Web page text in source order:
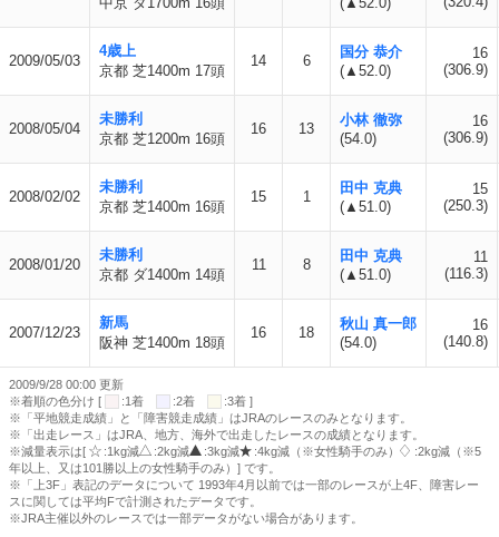
2009/05/03
4歳上
京都 芝1400m 17頭
14 6
国分 恭介
(▲52.0)
16
(306.9)
2008/05/04
未勝利
京都 芝1200m 16頭
16 13
小林 徹弥
(54.0)
16
(306.9)
2008/02/02
未勝利
京都 芝1400m 16頭
15 1
田中 克典
(▲51.0)
15
(250.3)
2008/01/20
未勝利
京都 ダ1400m 14頭
11 8
田中 克典
(▲51.0)
11
(116.3)
2007/12/23
新馬
阪神 芝1400m 18頭
16 18
秋山 真一郎
(54.0)
16
(140.8)
2009/9/28 00:00 更新
※着順の色分け [
:1着 :2着
:3着 ]
※「平地競走成績」と「障害競走成績」はJRAのレースのみとなります。
※「出走レース」はJRA、地方、海外で出走したレースの成績となります。
※減量表示は[
:1kg減 :2kg減 :3kg減 :4kg減（※女性騎手のみ）
:2kg減（※5
年以上、又は101勝以上の女性騎手のみ）] です。
※「上3F」表記のデータについて 1993年4月以前では一部のレースが上4F、障害レー
スに関しては平均Fで計測されたデータです。
※JRA主催以外のレースでは一部データがない場合があります。